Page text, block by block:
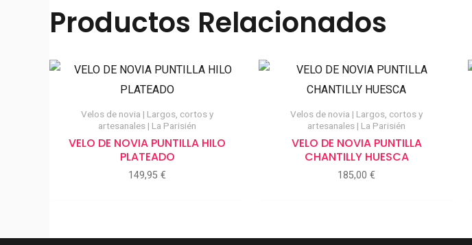
Productos Relacionados
Velos de novia | Largos, cortos y
artesanales | La Parisién
VELO DE NOVIA PUNTILLA HILO
PLATEADO
149,95 €
Velos de novia | Largos, cortos y
artesanales | La Parisién
VELO DE NOVIA PUNTILLA
CHANTILLY HUESCA
185,00 €